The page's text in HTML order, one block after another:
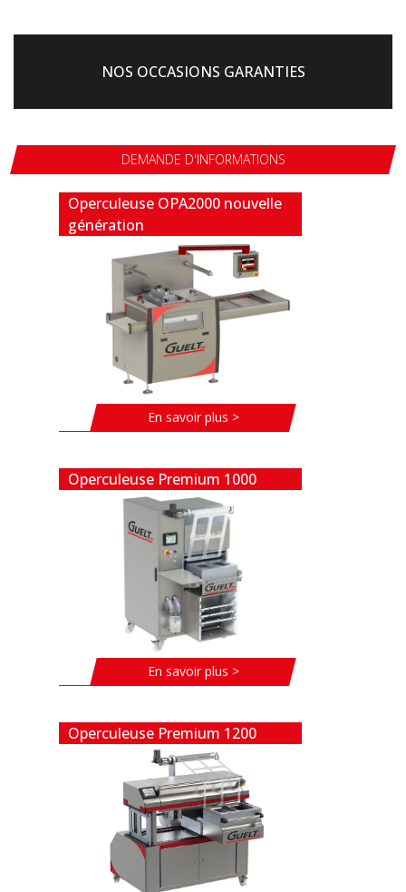
NOS OCCASIONS GARANTIES
DEMANDE D'INFORMATIONS
Operculeuse OPA2000 nouvelle
génération
En savoir plus >
Operculeuse Premium 1000
En savoir plus >
Operculeuse Premium 1200